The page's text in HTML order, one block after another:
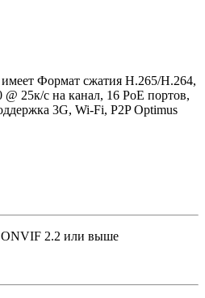
имеет Формат сжатия H.265/H.264,
25к/с на канал, 16 PoE портов,
3G, Wi-Fi, P2P Optimus
ONVIF 2.2 или выше